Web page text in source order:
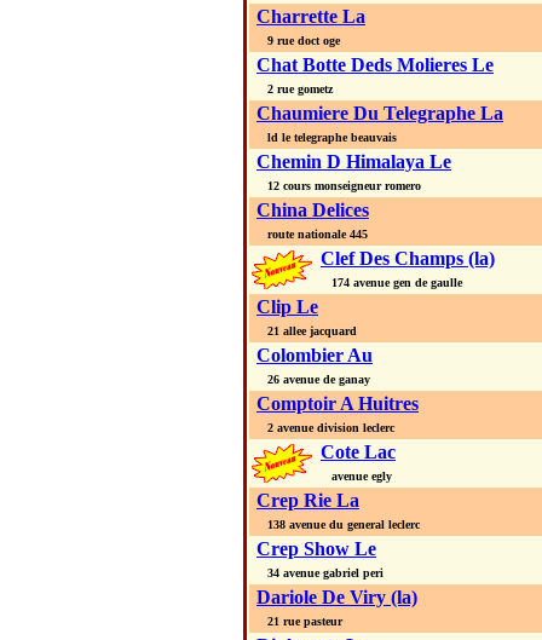
Charrette La
9 rue doct oge
Chat Botte Deds Molieres Le
2 rue gometz
Chaumiere Du Telegraphe La
ld le telegraphe beauvais
Chemin D Himalaya Le
12 cours monseigneur romero
China Delices
route nationale 445
Clef Des Champs (la)
174 avenue gen de gaulle
Clip Le
21 allee jacquard
Colombier Au
26 avenue de ganay
Comptoir A Huitres
2 avenue division leclerc
Cote Lac
avenue egly
Crep Rie La
138 avenue du general leclerc
Crep Show Le
34 avenue gabriel peri
Dariole De Viry (la)
21 rue pasteur